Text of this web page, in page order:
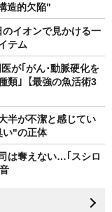
造的欠陥"
イオンで見かける一
テム
が｢がん･動脈硬化を
類｣【最強の魚活術3
半が不潔と感じてい
い"の正体
は奪えない…｢スシロ